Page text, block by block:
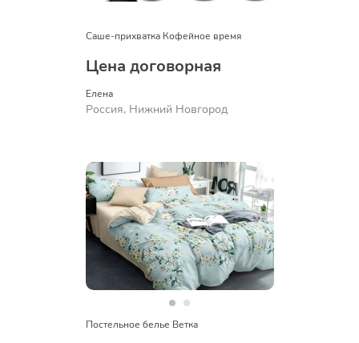
Саше-прихватка Кофейное время
Цена договорная
Елена
Россия, Нижний Новгород
Постельное белье Ветка